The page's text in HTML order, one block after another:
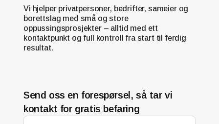
Vi hjelper privatpersoner, bedrifter, sameier og
borettslag med små og store
oppussingsprosjekter – alltid med ett
kontaktpunkt og full kontroll fra start til ferdig
resultat.
Send oss en forespørsel, så tar vi
kontakt for gratis befaring